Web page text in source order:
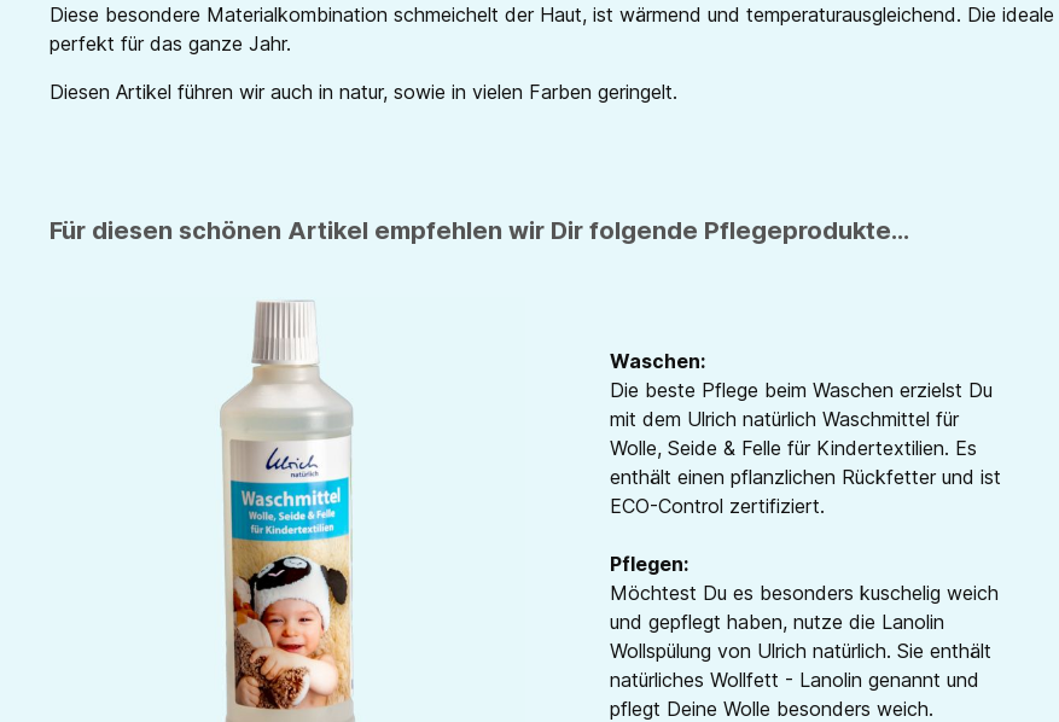
Diese besondere Materialkombination schmeichelt der Haut, ist wärmend und temperaturausgleichend. Die
perfekt für das ganze Jahr.
Diesen Artikel führen wir auch in natur, sowie in vielen Farben geringelt.
Für diesen schönen Artikel empfehlen wir Dir folgende Pflegeprodukte...
Waschen:
Die beste Pflege beim Waschen erzielst Du
mit dem Ulrich natürlich Waschmittel für
Wolle, Seide & Felle für Kindertextilien. Es
enthält einen pflanzlichen Rückfetter und ist
ECO-Control zertifiziert.
Pflegen:
Möchtest Du es besonders kuschelig weich
und gepflegt haben, nutze die Lanolin
Wollspülung von Ulrich natürlich. Sie enthält
natürliches Wollfett - Lanolin genannt und
pflegt Deine Wolle besonders weich.